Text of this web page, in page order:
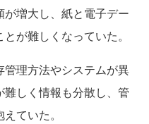
増大し、紙と電子デー
が難しくなっていた。
理方法やシステムが異
しく情報も分散し、管
ていた。